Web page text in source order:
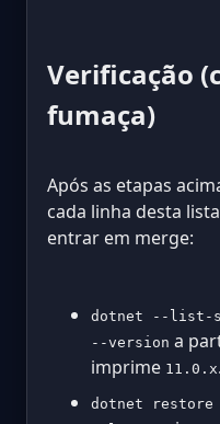
Verificação
fumaça)
Após as etapas
cada linha desta
entrar em merge:
dotnet --list-
--version a
imprime 11.0.x.
dotnet restore